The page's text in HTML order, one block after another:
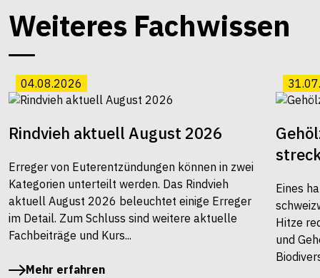
Weiteres Fachwissen
04.08.2026
Rindvieh aktuell August 2026
Erreger von Euterentzündungen können in zwei
Kategorien unterteilt werden. Das Rindvieh
aktuell August 2026 beleuchtet einige Erreger
im Detail. Zum Schluss sind weitere aktuelle
Fachbeiträge und Kurs...
Mehr erfahren
Eines
Hitze
und